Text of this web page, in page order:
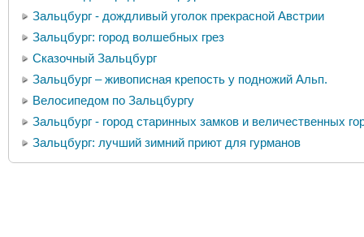
Зальцбург - дождливый уголок прекрасной Австрии
Зальцбург: город волшебных грез
Сказочный Зальцбург
Зальцбург – живописная крепость у подножий Альп.
Велосипедом по Зальцбургу
Зальцбург - город старинных замков и величественных
Зальцбург: лучший зимний приют для гурманов